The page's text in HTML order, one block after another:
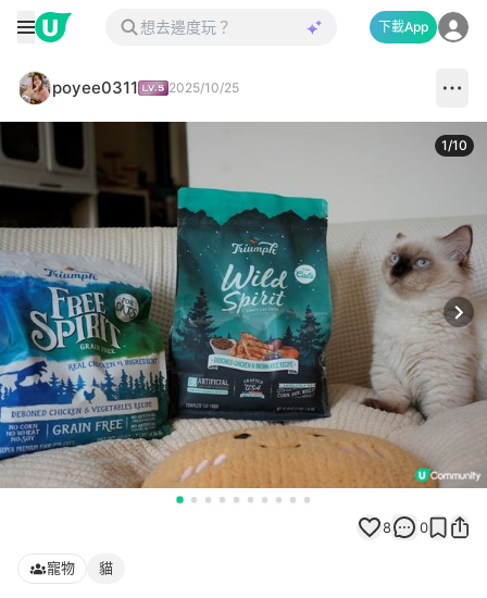
下載App
poyee0311 2025/10/25
1/10
8 0
寵物 貓